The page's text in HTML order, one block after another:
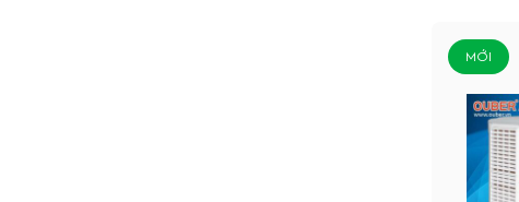
MỚI